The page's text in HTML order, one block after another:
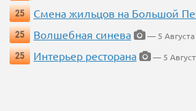
25
Смена жильцов на Большой
25
Волшебная синева
— 5 Августа
25
Интерьер ресторана — 5